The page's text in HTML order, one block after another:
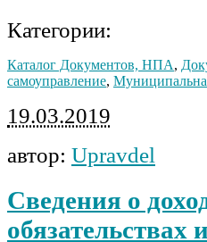
Категории:
Каталог Документов, НПА,
самоуправление,
19.03.2019
автор: Upravdel
Сведения о
обязательствах